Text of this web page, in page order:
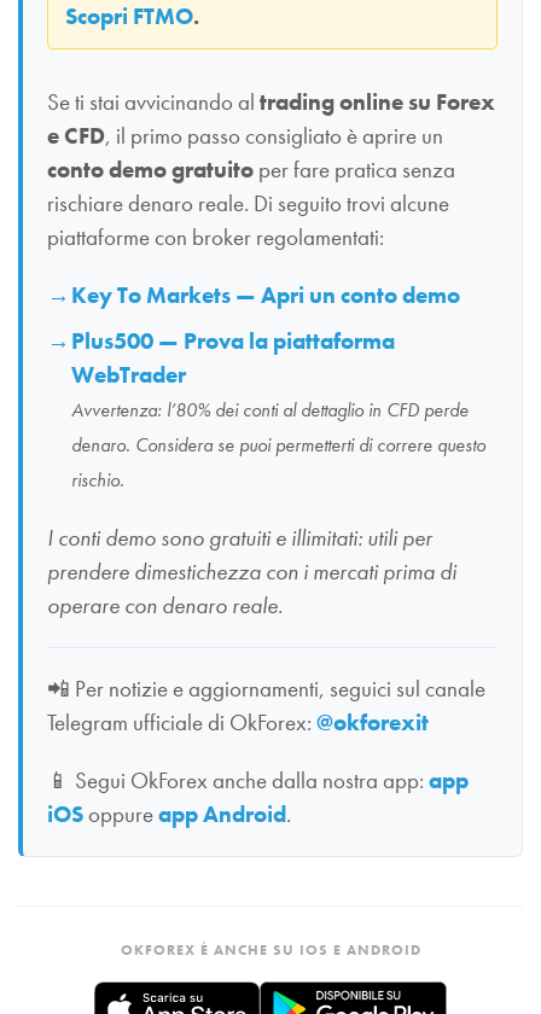
Scopri FTMO.
Se ti stai avvicinando al trading online su Forex
e CFD, il primo passo consigliato è aprire un
conto demo gratuito per fare pratica senza
rischiare denaro reale. Di seguito trovi alcune
piattaforme con broker regolamentati:
Key To Markets — Apri un conto demo
Plus500 — Prova la piattaforma
WebTrader
Avvertenza: l’80% dei conti al dettaglio in CFD perde
denaro. Considera se puoi permetterti di correre questo
rischio.
I conti demo sono gratuiti e illimitati: utili per
prendere dimestichezza con i mercati prima di
operare con denaro reale.
📲 Per notizie e aggiornamenti, seguici sul canale
Telegram ufficiale di OkForex: @okforexit
📱 Segui OkForex anche dalla nostra app: app
iOSoppureapp Android.
OKFOREX È ANCHE SU IOS E ANDROID